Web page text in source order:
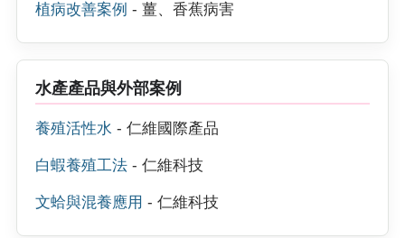
植病改善案例 - 薑、香蕉病害
水產產品與外部案例
養殖活性水 - 仁維國際產品
白蝦養殖工法 - 仁維科技
文蛤與混養應用 - 仁維科技